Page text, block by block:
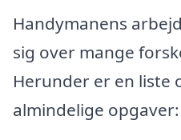
Handymanens
sig over mange
Herunder er en liste
almindelige opgaver: